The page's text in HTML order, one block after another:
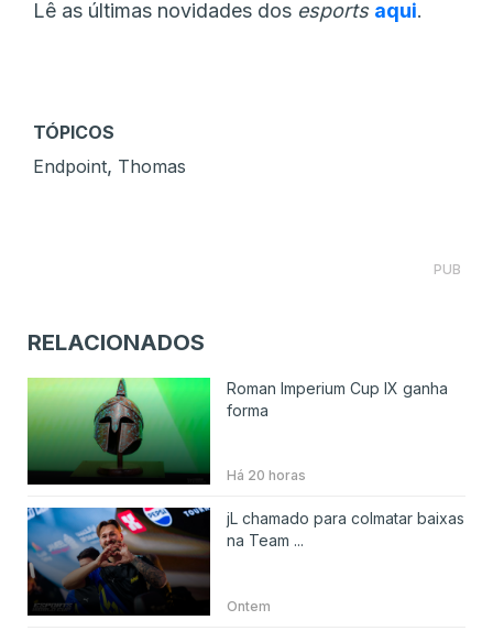
Lê as últimas novidades dos esports aqui.
TÓPICOS
Endpoint, Thomas
PUB
RELACIONADOS
Roman Imperium Cup IX ganha
forma
Há 20 horas
jL chamado para colmatar baixas
na Team ...
Ontem